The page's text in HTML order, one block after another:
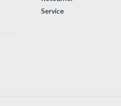
Service